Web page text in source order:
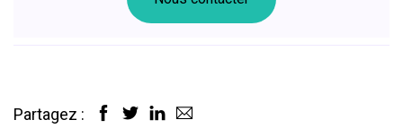
Partagez :